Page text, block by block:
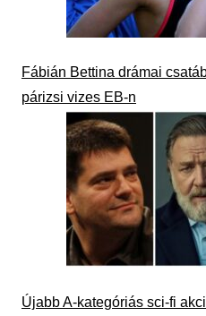
Fábián Bettina drámai
párizsi vizes EB-n
Újabb A-kategóriás sci-fi